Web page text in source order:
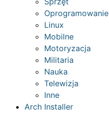
Oprogramowanie
Linux
Mobilne
Motoryzacja
Militaria
Nauka
Telewizja
Inne
Arch Installer